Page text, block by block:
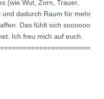
(wie Wut, Zorn, Trauer,
dadurch Raum für mehr
Das fühlt sich soooooo
Ich freu mich auf euch.